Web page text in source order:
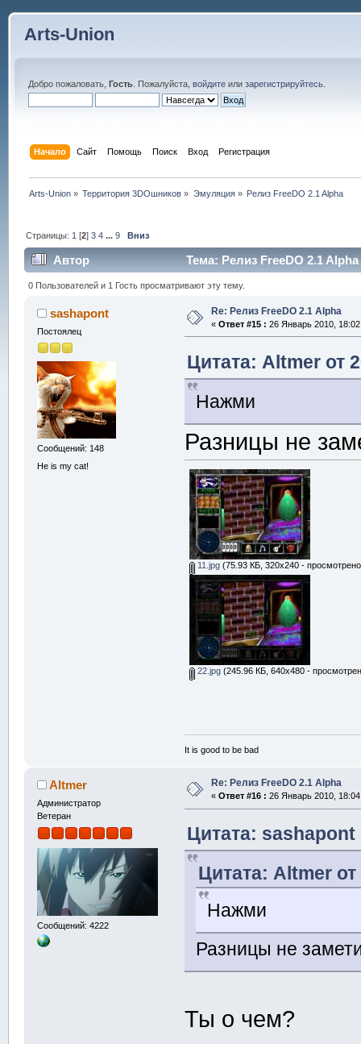
Arts-Union
Добро пожаловать, Гость. Пожалуйста, войдитеили зарегистрируйтесь.
Начало Сайт Помощь Поиск Вход Регистрация
Arts-Union » Территория 3DOшников » Эмуляция» Релиз FreeDO 2.1 Alpha
Страницы: 1 [2]3 4 ...9 Вниз
Автор Тема: Релиз FreeDO 2.1
0 Пользователей и 1 Гость просматривают эту тему.
sashapont
Постоялец
Сообщений: 148
He is my cat!
Re: Релиз FreeDO 2.1 Alpha
« Ответ #15 : 26 Январь 2010,
Цитата: Altmer от
Нажми
Разницы не
11.jpg(75.93 КБ, 320x240 -
22.jpg(245.96 КБ, 640x480 -
It is good to be bad
Altmer
Администратор
Ветеран
Сообщений: 4222
Re: Релиз FreeDO 2.1 Alpha
« Ответ #16 : 26 Январь 2010,
Цитата: sashapont
Цитата: Altmer
Нажми
Разницы не
Ты о чем?